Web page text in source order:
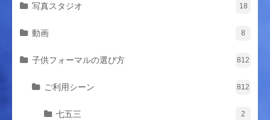
写真スタジオ 18
動画 8
子供フォーマルの選び方 812
ご利用シーン 812
七五三 2